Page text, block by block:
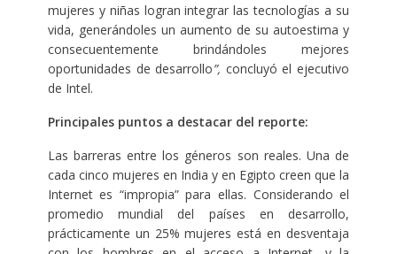
mujeres y niñas logran integrar las tecnologías a su
vida, generándoles un aumento de su autoestima y
consecuentemente brindándoles mejores
oportunidades de desarrollo”, concluyó el ejecutivo
de Intel.
Principales puntos a destacar del reporte:
Las barreras entre los géneros son reales. Una de
cada cinco mujeres en India y en Egipto creen que la
Internet es “impropia” para ellas. Considerando el
promedio mundial del países en desarrollo,
prácticamente un 25% mujeres está en desventaja